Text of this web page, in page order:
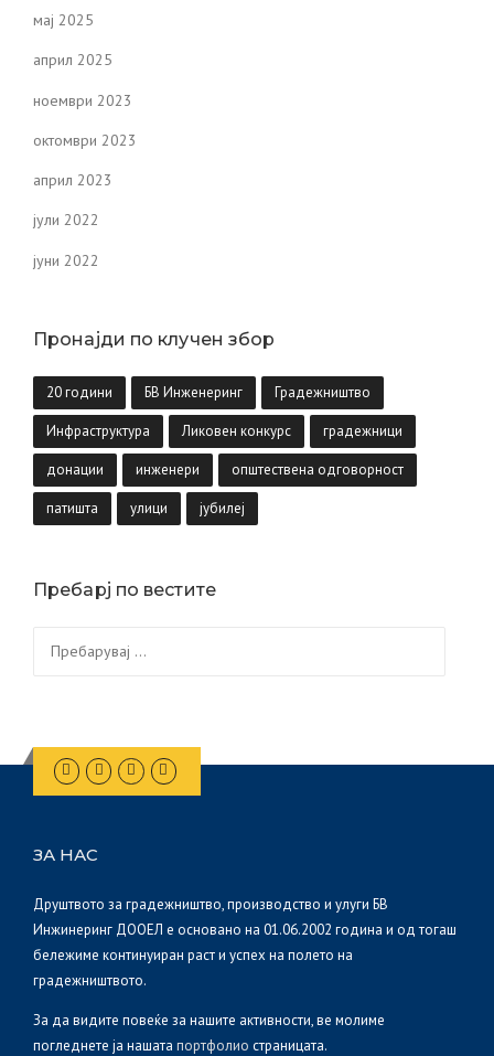
мај 2025
април 2025
ноември 2023
октомври 2023
април 2023
јули 2022
јуни 2022
Пронајди по клучен збор
20 години БВ Инженеринг Градежништво
Инфраструктура Ликовен конкурс градежници
донации инженери општествена одговорност
патишта улици јубилеј
Пребарј по вестите
ЗА НАС
Друштвото за градежништво, производство и улуги БВ
Инжинеринг ДООЕЛ е основано на 01.06.2002 година и од тогаш
бележиме континуиран раст и успех на полето на
градежништвото.
За да видите повеќе за нашите активности, ве молиме
погледнете ја нашата портфолио страницата.